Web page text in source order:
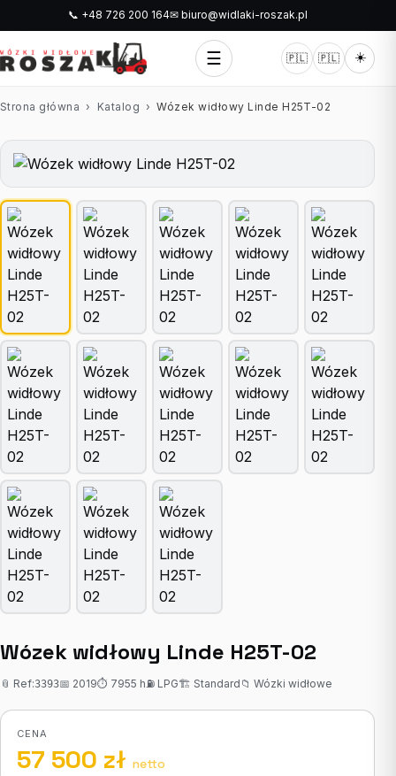
📞 +48 726 200 164✉ biuro@widlaki-roszak.pl
☰ 🇵🇱 🇵🇱 ☀️
Strona główna › Katalog ›Wózek widłowy Linde H25T-02
Wózek widłowy Linde H25T-02
📎 Ref:3393📅 2019⏱ 7955 h⛽ LPG🏗 Standard 📁 Wózki widłowe
CENA
57 500 zł netto